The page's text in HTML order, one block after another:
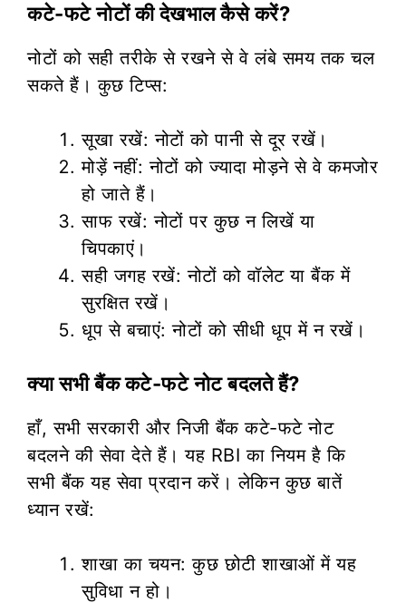
कटे-फटे नोटों की देखभाल कैसे करें?
नोटों को सही तरीके से रखने से वे लंबे समय तक चल
सकते हैं। कुछ टिप्स:
सूखा रखें: नोटों को पानी से दूर रखें।
मोड़ें नहीं: नोटों को ज्यादा मोड़ने से वे कमजोर
हो जाते हैं।
साफ रखें: नोटों पर कुछ न लिखें या
चिपकाएं।
सही जगह रखें: नोटों को वॉलेट या बैंक में
सुरक्षित रखें।
धूप से बचाएं: नोटों को सीधी धूप में न रखें।
क्या सभी बैंक कटे-फटे नोट बदलते हैं?
हाँ, सभी सरकारी और निजी बैंक कटे-फटे नोट
बदलने की सेवा देते हैं। यह RBI का नियम है कि
सभी बैंक यह सेवा प्रदान करें। लेकिन कुछ बातें
ध्यान रखें:
शाखा का चयन: कुछ छोटी शाखाओं में यह
सुविधा न हो।